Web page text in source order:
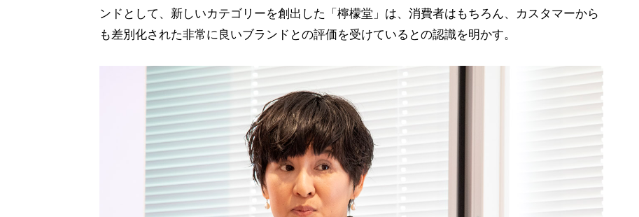
ンドとして、新しいカテゴリーを創出した「檸檬堂」は、消費者はもちろん、カスタマーから
も差別化された非常に良いブランドとの評価を受けているとの認識を明かす。